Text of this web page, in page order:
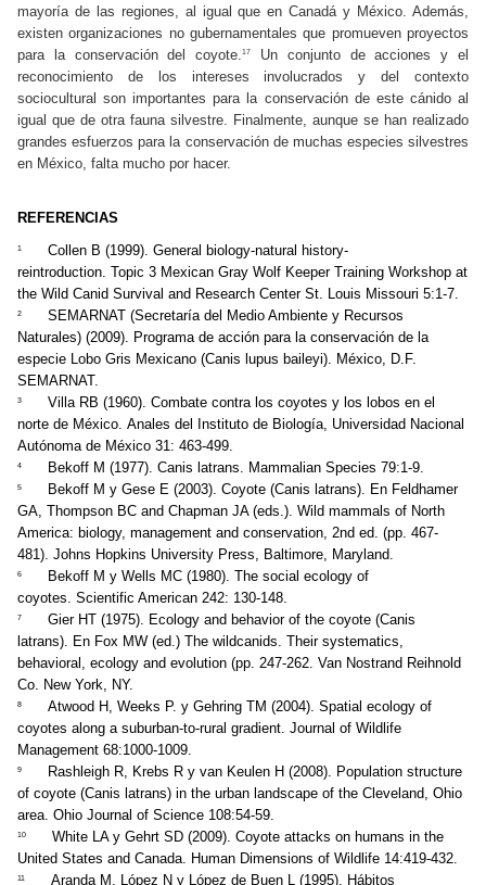
mayoría de las regiones, al igual que en Canadá y México. Además,
existen organizaciones no gubernamentales que promueven proyectos
para la conservación del coyote.17
Un conjunto de acciones y el
reconocimiento de los intereses involucrados y del contexto
sociocultural son importantes para la conservación de este cánido al
igual que de otra fauna silvestre. Finalmente, aunque se han realizado
grandes esfuerzos para la conservación de muchas especies silvestres
en México, falta mucho por hacer.
REFERENCIAS
1
Collen B (1999). General biology-natural history-
reintroduction. Topic 3 Mexican Gray Wolf Keeper Training Workshop at
the Wild Canid Survival and Research Center St. Louis Missouri 5:1-7.
2
SEMARNAT (Secretaría del Medio Ambiente y Recursos
Naturales) (2009). Programa de acción para la conservación de la
especie Lobo Gris Mexicano (Canis lupus baileyi). México, D.F.
SEMARNAT.
3
Villa RB (1960). Combate contra los coyotes y los lobos en el
norte de México. Anales del Instituto de Biología, Universidad Nacional
Autónoma de México 31: 463-499.
4 Bekoff M (1977). Canis latrans. Mammalian Species 79:1-9.
5
Bekoff M y Gese E (2003). Coyote (Canis latrans). En Feldhamer
GA, Thompson BC and Chapman JA (eds.). Wild mammals of North
America: biology, management and conservation, 2nd ed. (pp. 467-
481). Johns Hopkins University Press, Baltimore, Maryland.
6
Bekoff M y Wells MC (1980). The social ecology of
coyotes. Scientific American 242: 130-148.
7
Gier HT (1975). Ecology and behavior of the coyote (Canis
latrans). En Fox MW (ed.) The wildcanids. Their systematics,
behavioral, ecology and evolution (pp. 247-262. Van Nostrand Reihnold
Co. New York, NY.
8
Atwood H, Weeks P. y Gehring TM (2004). Spatial ecology of
coyotes along a suburban-to-rural gradient. Journal of Wildlife
Management 68:1000-1009.
9
Rashleigh R, Krebs R y van Keulen H (2008). Population structure
of coyote (Canis latrans) in the urban landscape of the Cleveland, Ohio
area. Ohio Journal of Science 108:54-59.
10
White LA y Gehrt SD (2009). Coyote attacks on humans in the
United States and Canada. Human Dimensions of Wildlife 14:419-432.
11 Aranda M, López N y López de Buen L (1995). Hábitos